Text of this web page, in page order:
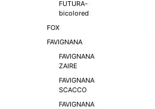
FUTURA-
bicolored
FOX
FAVIGNANA
FAVIGNANA
ZAIRE
FAVIGNANA
SCACCO
FAVIGNANA